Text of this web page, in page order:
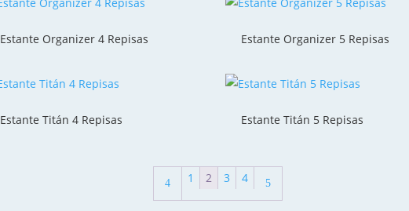
Estante Organizer 4 Repisas Estante Organizer 5 Repisas
Estante Titán 4 Repisas Estante Titán 5 Repisas
4 1 2 3 4 5